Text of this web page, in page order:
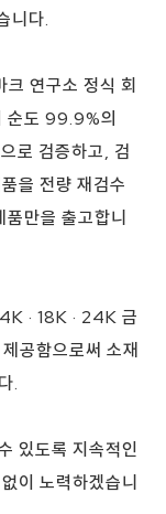
니다.
연구소 정식 회
도 99.9%의
로 검증하고, 검
을 전량 재검수
만을 출고합니
· 18K · 24K 금
공함으로써 소재
.
있도록 지속적인
이 노력하겠습니